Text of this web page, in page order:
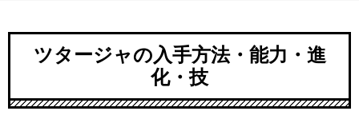
ツタージャの入手方法・能力・進
化・技